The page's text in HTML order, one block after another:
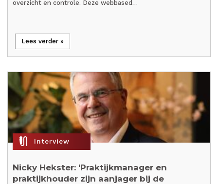
overzicht en controle. Deze webbased…
Lees verder »
mic_external_on Interview
Nicky Hekster: 'Praktijkmanager en
praktijkhouder zijn aanjager bij de